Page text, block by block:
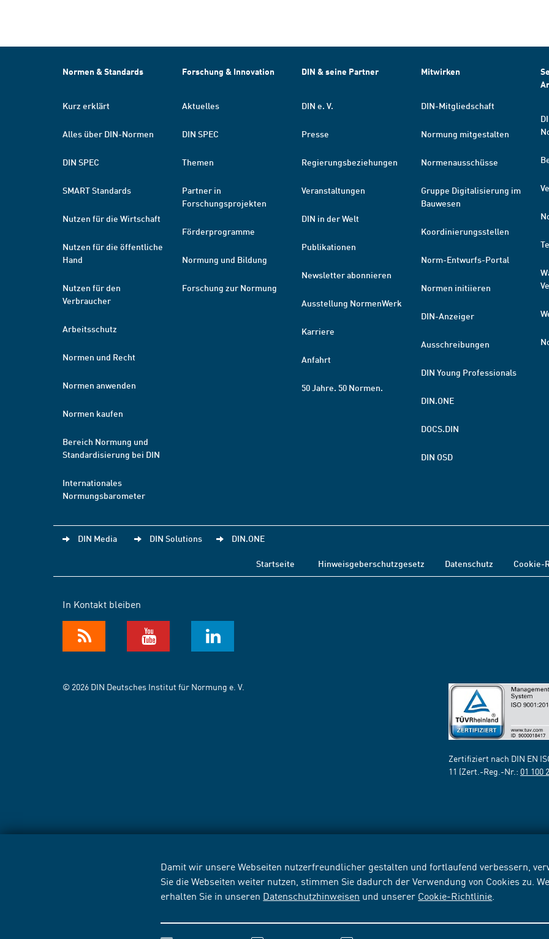
Damit wir unsere Webseiten nutzerfreundlicher gestalten und fortlaufend verbessern,
Sie die Webseiten weiter nutzen, stimmen Sie dadurch der Verwendung von Cookies zu.
erhalten Sie in unseren Datenschutzhinweisen und unserer Cookie-Richtlinie
Normen & Standards
Kurz erklärt
Alles über DIN-Normen
DIN SPEC
SMART Standards
Nutzen für die Wirtschaft
Nutzen für die öffentliche
Hand
Nutzen für den
Verbraucher
Arbeitsschutz
Normen und Recht
Normen anwenden
Normen kaufen
Bereich Normung und
Standardisierung bei DIN
Internationales
Normungsbarometer
Forschung & Innovation
Aktuelles
DIN SPEC
Themen
Partner in
Forschungsprojekten
Förderprogramme
Normung und Bildung
Forschung zur Normung
DIN & seine Partner
DIN e. V.
Presse
Regierungsbeziehungen
Veranstaltungen
DIN in der Welt
Publikationen
Newsletter abonnieren
Ausstellung NormenWerk
Karriere
Anfahrt
50 Jahre. 50 Normen.
Mitwirken
DIN-Mitgliedschaft
Normung mitgestalten
Normenausschüsse
Gruppe Digitalisierung im
Bauwesen
Koordinierungsstellen
Norm-Entwurfs-Portal
Normen initiieren
DIN-Anzeiger
Ausschreibungen
DIN Young Professionals
DIN.ONE
DOCS.DIN
DIN OSD
DIN Media DIN Solutions DIN.ONE
Startseite Hinweisgeberschutzgesetz Datenschutz Cookie-
In Kontakt bleiben
© 2026 DIN Deutsches Institut für Normung e. V.
Zertifiziert nach DIN EN
11 (Zert.-Reg.-Nr.: 01 100